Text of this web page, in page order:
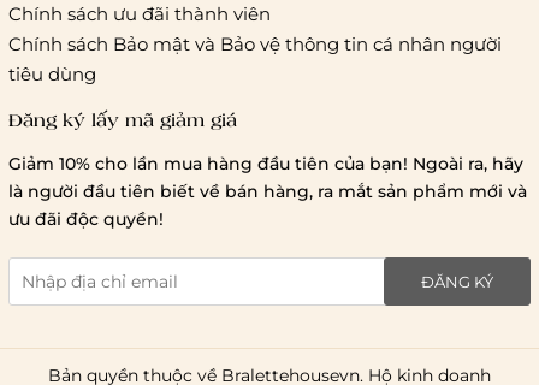
Hà Nội và các tỉnh thành khá
Lưu ý chung về chính sách vận chuyển
1 triệu đồng
giao hàng trong ngày
giao hàng tiêu chuẩn
miễn phí ship
toàn quốc.
Chính sách ưu đãi thành viên
Chính sách Bảo mật và Bảo vệ thông tin cá nhân người
tiêu dùng
Đăng ký lấy mã giảm giá
Giảm 10% cho lần mua hàng đầu tiên của bạn! Ngoài ra, hãy
là người đầu tiên biết về bán hàng, ra mắt sản phẩm mới và
ưu đãi độc quyền!
ĐĂNG KÝ
Bản quyền thuộc về Bralettehousevn. Hộ kinh doanh